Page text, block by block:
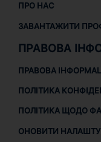
ПРО НАС
ЗАВАНТАЖИТИ
ПРАВОВА
ПРАВОВА
ПОЛІТИКА
ПОЛІТИКА ЩОДО
ОНОВИТИ